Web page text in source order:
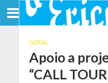
GERAL
Apoio a
“CALL